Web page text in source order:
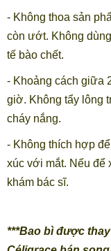
- Không thoa sản
còn ướt. Không
tế bào chết.
- Khoảng cách giữa
giờ. Không tẩy lông
cháy nắng.
- Không thích hợp
xúc với mắt. Nếu để
khám bác sĩ.
***Bao bì được